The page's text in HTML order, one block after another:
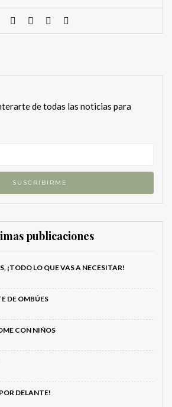
de todas las noticias para
publicaciones
¡TODO LO QUE VAS A NECESITAR!
DE OMBÚES
CON NIÑOS
DELANTE!